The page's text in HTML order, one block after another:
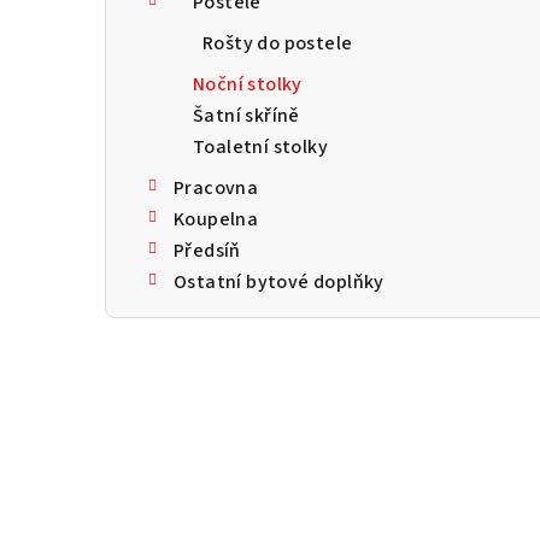
Rošty do postele
Noční stolky
Šatní skříně
Toaletní stolky
Pracovna
Koupelna
Předsíň
Ostatní bytové doplňky